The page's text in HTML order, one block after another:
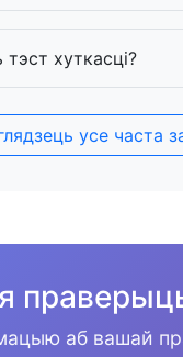
хуткасці?
усе часта
аб вашай